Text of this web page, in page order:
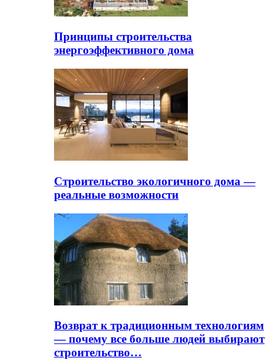
Принципы строительства
энергоэффективного дома
Строительство экологичного дома —
реальные возможности
Возврат к традиционным технологиям
— почему все больше людей выбирают
строительство…